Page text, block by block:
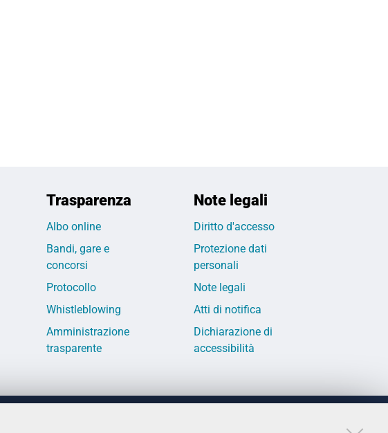
Trasparenza
Albo online
Bandi, gare e
concorsi
Protocollo
Whistleblowing
Amministrazione
trasparente
Note legali
Diritto d'accesso
Protezione dati
personali
Note legali
Atti di notifica
Dichiarazione di
accessibilità